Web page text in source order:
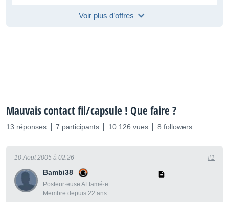
Voir plus d’offres
Mauvais contact fil/capsule ! Que faire ?
13 réponses 7 participants 10 126 vues 8 followers
Bambi38
Posteur·euse AFfamé·e
Membre depuis 22 ans
10 Aout 2005 à 02:26 #1